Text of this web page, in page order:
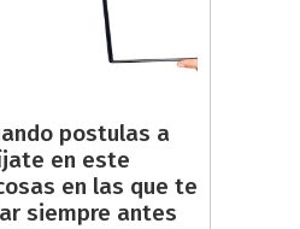
postulas a
en este
en las que te
siempre antes